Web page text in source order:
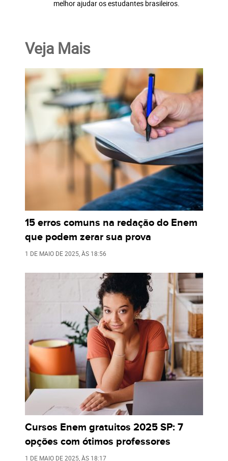
melhor ajudar os estudantes brasileiros.
Veja Mais
15 erros comuns na redação do Enem
que podem zerar sua prova
1 DE MAIO DE 2025 , ÀS 18:56
Cursos Enem gratuitos 2025 SP: 7
opções com ótimos professores
1 DE MAIO DE 2025 , ÀS 18:17